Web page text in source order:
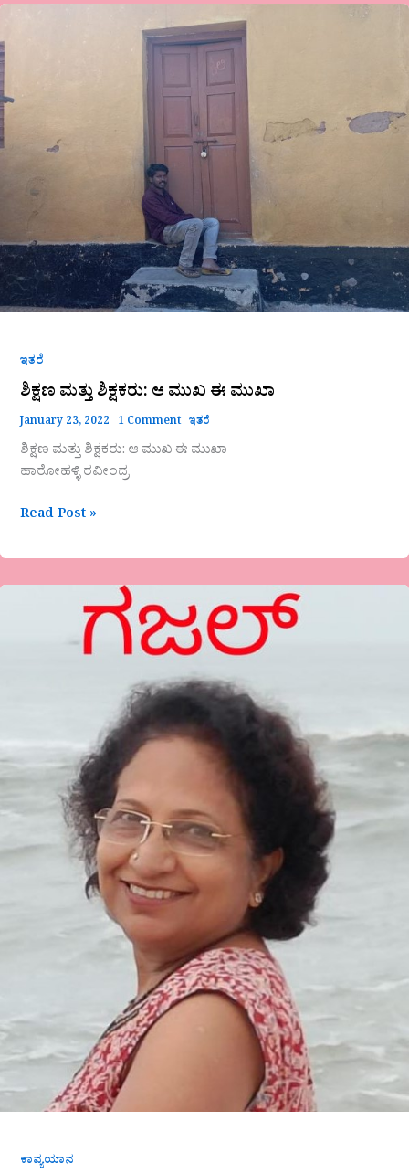
ಇತರೆ
ಶಿಕ್ಷಣ ಮತ್ತು ಶಿಕ್ಷಕರು: ಆ ಮುಖ ಈ ಮುಖಾ
January 23, 2022 1 Comment ಇತರೆ
ಶಿಕ್ಷಣ ಮತ್ತು ಶಿಕ್ಷಕರು: ಆ ಮುಖ ಈ ಮುಖಾ
ಹಾರೋಹಳ್ಳಿ ರವೀಂದ್ರ
ಮುಖ
ಮುಖಾ
Read Post »
ಕಾವ್ಯಯಾನ